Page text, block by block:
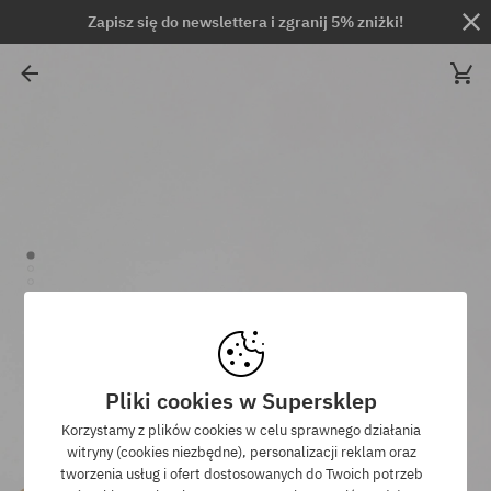
Zapisz się do newslettera i zgranij 5% zniżki!
Pliki cookies w Supersklep
Korzystamy z plików cookies w celu sprawnego działania
witryny (cookies niezbędne), personalizacji reklam oraz
tworzenia usług i ofert dostosowanych do Twoich potrzeb